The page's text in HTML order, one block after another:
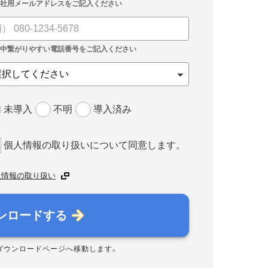
未導入 不明 導入済み
個人情報の取り扱いについて同意します。
報の取り扱い
ロードする
ウンロードページへ移動します。